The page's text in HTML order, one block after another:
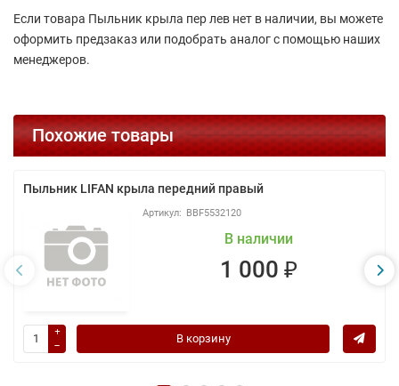
Если товара Пыльник крыла пер лев нет в наличии, вы можете
оформить предзаказ или подобрать аналог с помощью наших
менеджеров.
Похожие товары
Пыльник LIFAN крыла передний правый
BBF5532120
В наличии
1 000 ₽
В корзину